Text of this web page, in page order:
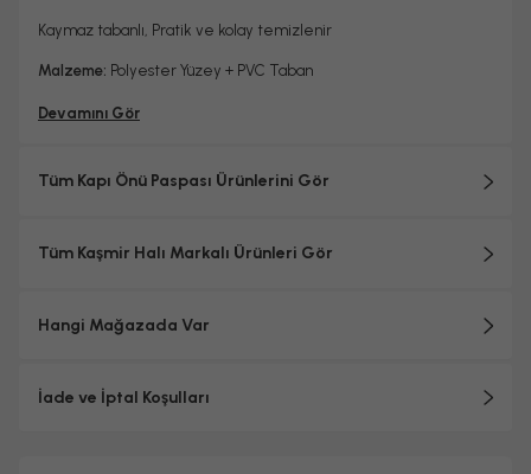
Hayır
2 Yıl
Kaymaz tabanlı, Pratik ve kolay temizlenir
Malzeme: Polyester Yüzey + PVC Taban
Devamını Gör
Tüm Kapı Önü Paspası Ürünlerini Gör
Tüm Kaşmir Halı Markalı Ürünleri Gör
Hangi Mağazada Var
İade ve İptal Koşulları